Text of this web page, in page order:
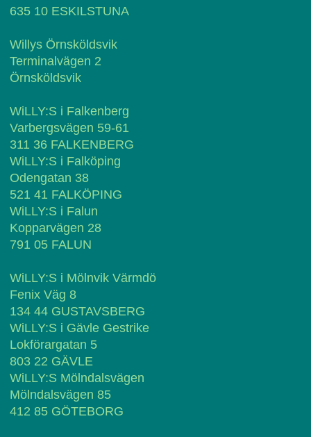
635 10 ESKILSTUNA
Willys Örnsköldsvik
Terminalvägen 2
Örnsköldsvik
WiLLY:S i Falkenberg
Varbergsvägen 59-61
311 36 FALKENBERG
WiLLY:S i Falköping
Odengatan 38
521 41 FALKÖPING
WiLLY:S i Falun
Kopparvägen 28
791 05 FALUN
WiLLY:S i Mölnvik Värmdö
Fenix Väg 8
134 44 GUSTAVSBERG
WiLLY:S i Gävle Gestrike
Lokförargatan 5
803 22 GÄVLE
WiLLY:S Mölndalsvägen
Mölndalsvägen 85
412 85 GÖTEBORG